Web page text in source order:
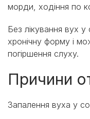
морди, ходіння по
Без лікування вух
хронічну форму і
погіршення слуху.
Причини
Запалення вуха у